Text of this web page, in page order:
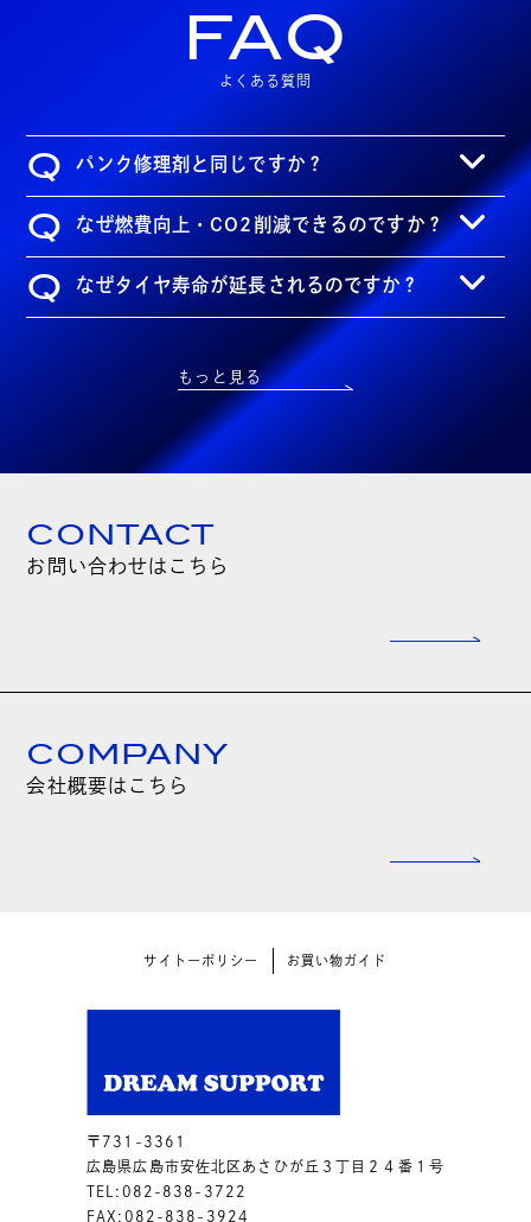
FAQ
よくある質問
Q パンク修理剤と同じですか？
Q なぜ燃費向上・CO2削減できるのですか？
Q なぜタイヤ寿命が延長されるのですか？
もっと見る
CONTACT
お問い合わせはこちら
COMPANY
会社概要はこちら
サイトーポリシー お買い物ガイド
〒731-3361
広島県広島市安佐北区あさひが丘３丁目２４番１号
TEL:082-838-3722
FAX:082-838-3924